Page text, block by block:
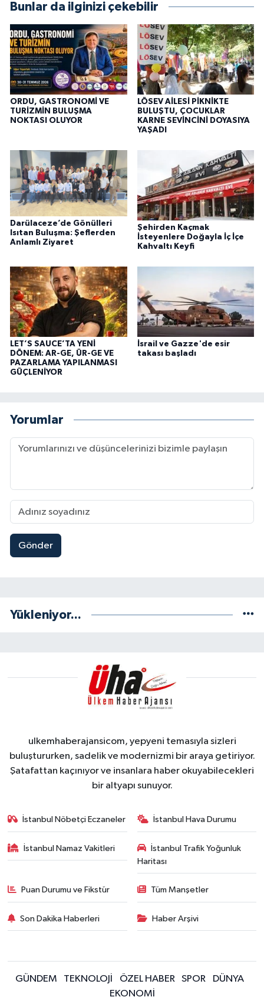
Bunlar da ilginizi çekebilir
ORDU, GASTRONOMİ VE
TURİZMİN BULUŞMA
NOKTASI OLUYOR
LÖSEV AİLESİ PİKNİKTE
BULUŞTU, ÇOCUKLAR
KARNE SEVİNCİNİ DOYASIYA
YAŞADI
Darülaceze’de Gönülleri
Isıtan Buluşma: Şeflerden
Anlamlı Ziyaret
Şehirden Kaçmak
İsteyenlere Doğayla İç İçe
Kahvaltı Keyfi
LET’S SAUCE’TA YENİ
DÖNEM: AR-GE, ÜR-GE VE
PAZARLAMA YAPILANMASI
GÜÇLENİYOR
İsrail ve Gazze'de esir
takası başladı
Yorumlar
Gönder
Yükleniyor...
ulkemhaberajansicom, yepyeni temasıyla sizleri
buluştururken, sadelik ve modernizmi bir araya getiriyor.
Şatafattan kaçınıyor ve insanlara haber okuyabilecekleri
bir altyapı sunuyor.
İstanbul Nöbetçi Eczaneler İstanbul Hava Durumu
İstanbul Namaz Vakitleri
İstanbul Trafik Yoğunluk
Haritası
Puan Durumu ve Fikstür Tüm Manşetler
Son Dakika Haberleri Haber Arşivi
GÜNDEM TEKNOLOJİ ÖZEL HABER SPOR
DÜNYA
EKONOMİ